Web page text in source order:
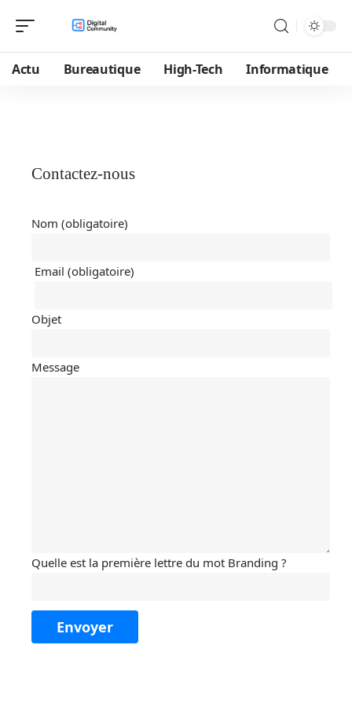
Actu Bureautique High-Tech Informatique
Contactez-nous
Nom (obligatoire)
Email (obligatoire)
Objet
Message
Quelle est la première lettre du mot Branding ?